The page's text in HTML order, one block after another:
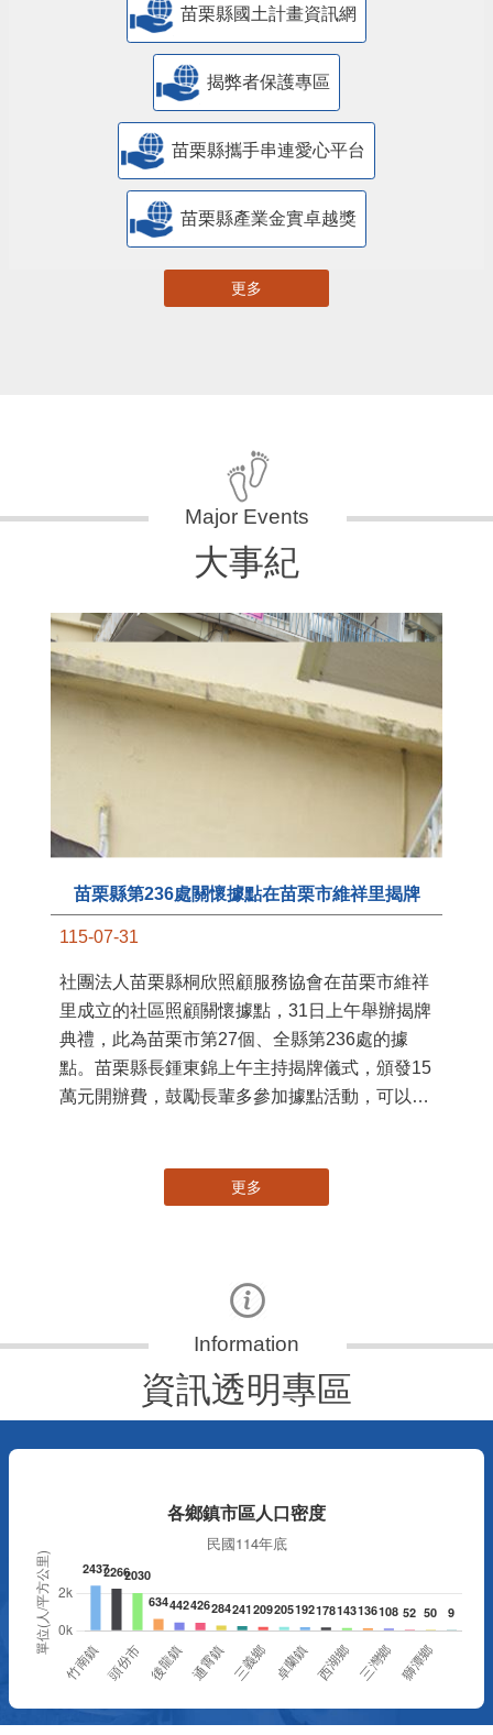
苗栗縣國土計畫資訊網
揭弊者保護專區
苗栗縣攜手串連愛心平台
苗栗縣產業金實卓越獎
更多
大事紀
苗栗縣第236處關懷據點在苗栗市維祥里揭牌
115-07-31
社團法人苗栗縣桐欣照顧服務協會在苗栗市維祥
里成立的社區照顧關懷據點，31日上午舉辦揭牌
典禮，此為苗栗市第27個、全縣第236處的據
點。苗栗縣長鍾東錦上午主持揭牌儀式，頒發15
萬元開辦費，鼓勵長輩多參加據點活動，可以更
更多
資訊透明專區